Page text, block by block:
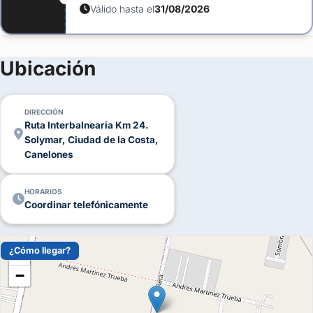
Válido hasta el31/08/2026
Ubicación
DIRECCIÓN
Ruta Interbalnearia Km 24.
Solymar, Ciudad de la Costa,
Canelones
HORARIOS
Coordinar telefónicamente
+
−
¿Cómo llegar?